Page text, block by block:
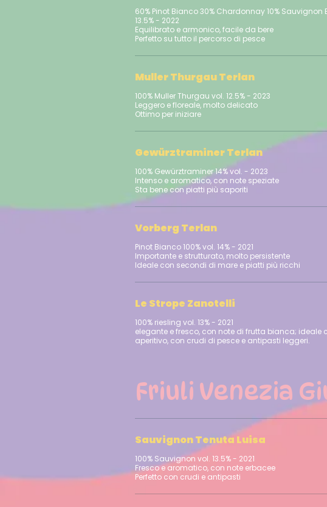
60% Pinot Bianco 30% Chardonnay 10% Sauvignon
13.5% - 2022
Equilibrato e armonico, facile da bere
Perfetto su tutto il percorso di pesce
Muller Thurgau Terlan
100% Muller Thurgau vol. 12.5% - 2023
Leggero e floreale, molto delicato
Ottimo per iniziare
Gewürztraminer Terlan
100% Gewürztraminer 14% vol. - 2023
Intenso e aromatico, con note speziate
Vorberg Terlan
Pinot Bianco 100% vol. 14% - 2021
Importante e strutturato, molto persistente
Le Strope Zanotelli
100% riesling vol. 13% - 2021
elegante e fresco, con note di frutta bianca; ideale
aperitivo, con crudi di pesce e antipasti leggeri.
Friuli Venezia
Sauvignon Tenuta Luisa
100% Sauvignon vol. 13.5% - 2021
Fresco e aromatico, con note erbacee